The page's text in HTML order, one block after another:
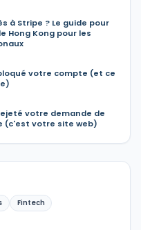
à Stripe ? Le guide pour
Hong Kong pour les
votre compte (et ce
votre demande de
(c'est votre site web)
Fintech